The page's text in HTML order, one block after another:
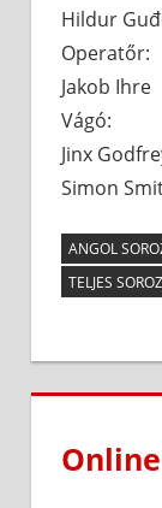
Hildur
Operatőr:
Jakob Ihre
Vágó:
Jinx
Simon
ANGOL
TELJES